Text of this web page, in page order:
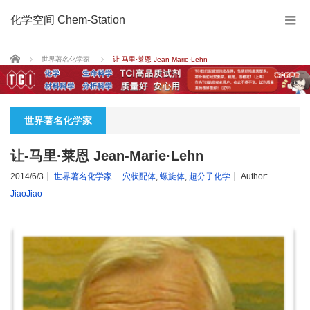
化学空间 Chem-Station
Home 世界著名化学家 让-马里·莱恩 Jean-Marie·Lehn
世界著名化学家
让-马里·莱恩 Jean-Marie·Lehn
2014/6/3 世界著名化学家 穴状配体 螺旋体 超分子化学
Author:
JiaoJiao